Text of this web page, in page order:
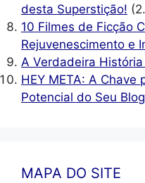
desta Superstição!
10 Filmes de Ficção
Rejuvenescimento e
A Verdadeira
HEY META: A Chave
Potencial do Seu Blog
MAPA DO SITE